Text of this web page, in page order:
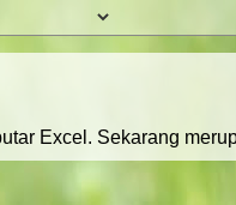
Excel. Sekarang